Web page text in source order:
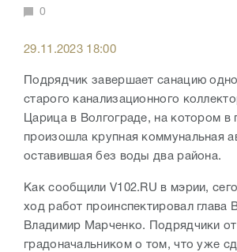
0
29.11.2023 18:00
Подрядчик завершает санацию
старого канализационного
Царица в Волгограде, на котором в
произошла крупная коммунальная
оставившая без воды два района.
Как сообщили V102.RU в мэрии,
ход работ проинспектировал глава
Владимир Марченко. Подрядчики
градоначальником о том, что уже